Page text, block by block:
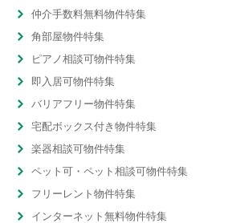
仲介手数料無料物件特集
角部屋物件特集
ピアノ相談可物件特集
即入居可物件特集
バリアフリー物件特集
宅配ボックス付き物件特集
楽器相談可物件特集
ペット可・ペット相談可物件特集
フリーレント物件特集
インターネット無料物件特集